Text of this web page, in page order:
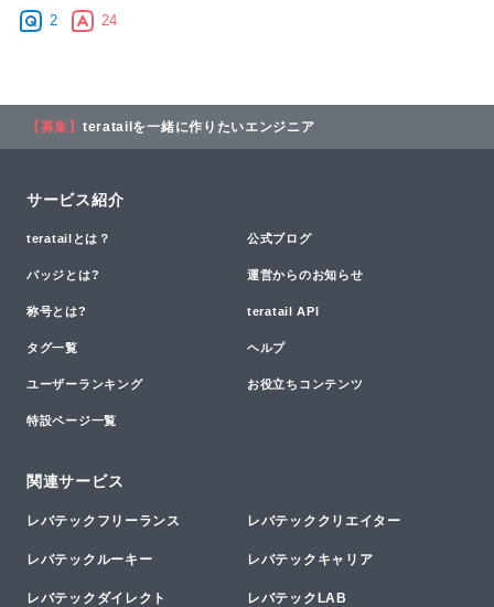
2
24
【募集】 teratailを一緒に作りたいエンジニア
サービス紹介
teratailとは？ 公式ブログ
バッジとは? 運営からのお知らせ
称号とは? teratail API
タグ一覧 ヘルプ
ユーザーランキング お役立ちコンテンツ
特設ページ一覧
関連サービス
レバテックフリーランス レバテッククリエイター
レバテックルーキー レバテックキャリア
レバテックダイレクト レバテックLAB